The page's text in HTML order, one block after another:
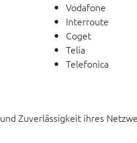
Vodafone
Interroute
Coget
Telia
Telefonica
Zuverlässigkeit ihres